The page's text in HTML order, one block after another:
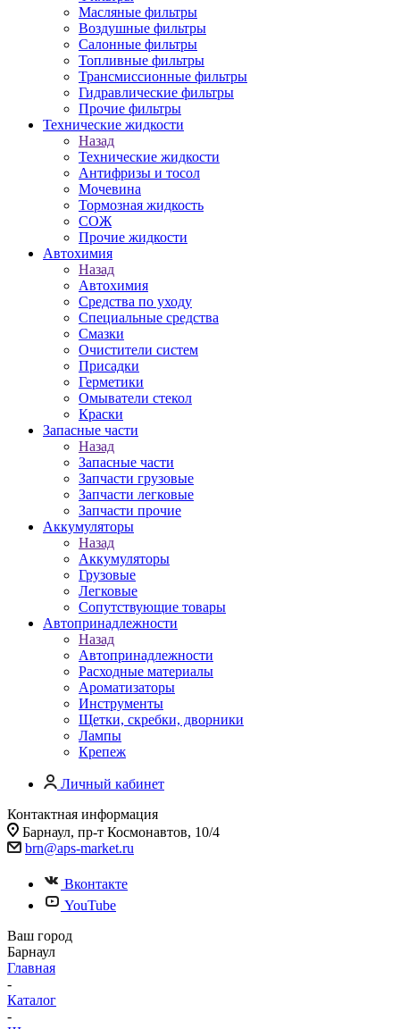
Масляные фильтры
Воздушные фильтры
Салонные фильтры
Топливные фильтры
Трансмиссионные фильтры
Гидравлические фильтры
Прочие фильтры
Технические жидкости
Назад
Технические жидкости
Антифризы и тосол
Мочевина
Тормозная жидкость
СОЖ
Прочие жидкости
Автохимия
Назад
Автохимия
Средства по уходу
Специальные средства
Смазки
Очистители систем
Присадки
Герметики
Омыватели стекол
Краски
Запасные части
Назад
Запасные части
Запчасти грузовые
Запчасти легковые
Запчасти прочие
Аккумуляторы
Назад
Аккумуляторы
Грузовые
Легковые
Сопутствующие товары
Автопринадлежности
Назад
Автопринадлежности
Расходные материалы
Ароматизаторы
Инструменты
Щетки, скребки, дворники
Лампы
Крепеж
Личный кабинет
Контактная информация
Барнаул, пр-т Космонавтов, 10/4
brn@aps-market.ru
Вконтакте
YouTube
Ваш город
Барнаул
Главная
-
Каталог
-